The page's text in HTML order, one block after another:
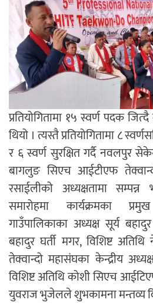
प्रतियोगितामा १५ स्वर्ण पदक
थियो । त्यस्तै प्रतियोगितामा ८
र ६ स्वर्ण सुरक्षित गर्दै नवलपुर
बागलुङ सिएच आईटीएफ
रसाईलीको अध्यक्षतामा
समारोहमा कार्यक्रमका
गाउँपालिकाका अध्यक्ष सूर्य
बहादुर घर्ती मगर, विशिष्ट अतिथि
तेक्वान्दो महासंघका केन्द्रीय
विशिष्ट अतिथि कोशी सिएच
युवराज भुजेलले शुभकामना मन्तव्य